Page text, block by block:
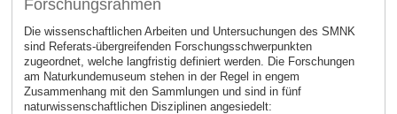
Forschungsrahmen
Die wissenschaftlichen Arbeiten und Untersuchungen des SMNK
sind Referats-übergreifenden Forschungsschwerpunkten
zugeordnet, welche langfristig definiert werden. Die Forschungen
am Naturkundemuseum stehen in der Regel in engem
Zusammenhang mit den Sammlungen und sind in fünf
naturwissenschaftlichen Disziplinen angesiedelt: